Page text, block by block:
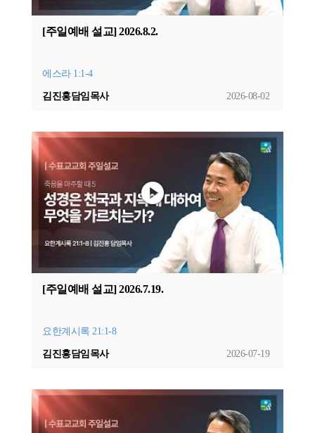
[주일예배 설교] 2026.8.2.
에스라 1:1-4
2026-08-02
김진홍담임목사
[주일예배 설교] 2026.7.19.
요한계시록 21:1-8
2026-07-19
김진홍담임목사